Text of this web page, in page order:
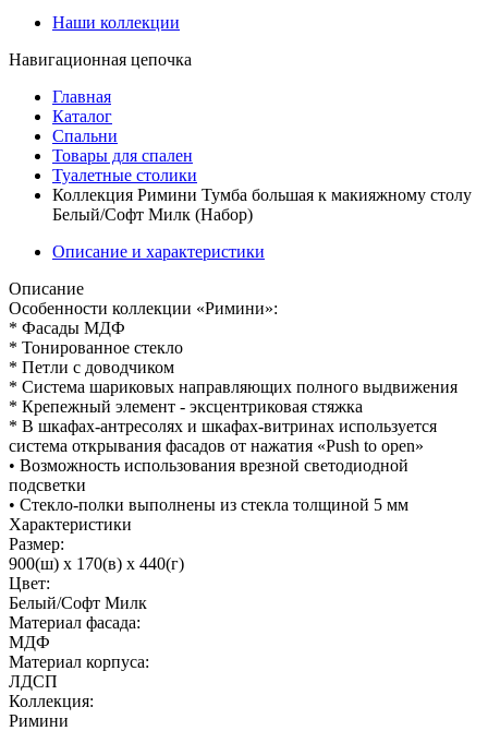
Наши коллекции
Навигационная цепочка
Главная
Каталог
Спальни
Товары для спален
Туалетные столики
Коллекция Римини Тумба большая к макияжному столу
Белый/Софт Милк (Набор)
Описание и характеристики
Описание
Особенности коллекции «Римини»:
* Фасады МДФ
* Тонированное стекло
* Петли с доводчиком
* Система шариковых направляющих полного выдвижения
* Крепежный элемент - эксцентриковая стяжка
* В шкафах-антресолях и шкафах-витринах используется
система открывания фасадов от нажатия «Push to open»
• Возможность использования врезной светодиодной
подсветки
• Стекло-полки выполнены из стекла толщиной 5 мм
Характеристики
Размер:
900(ш) x 170(в) x 440(г)
Цвет:
Белый/Софт Милк
Материал фасада:
МДФ
Материал корпуса:
ЛДСП
Коллекция:
Римини